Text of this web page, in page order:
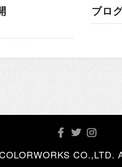
ブロ
CO.,LTD.